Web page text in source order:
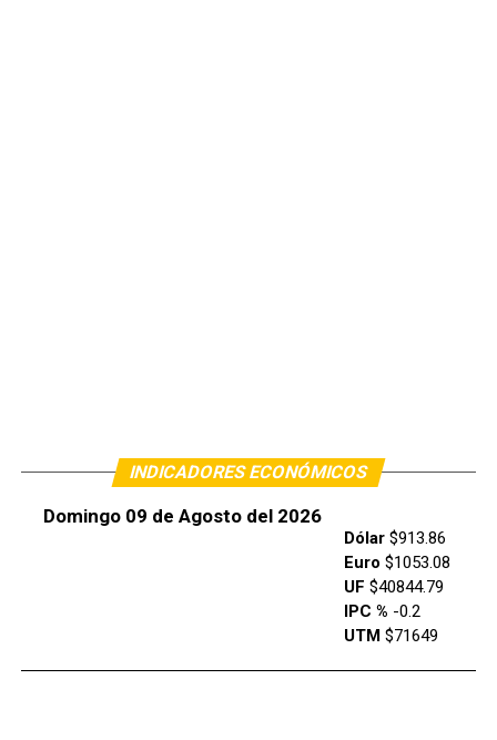
INDICADORES ECONÓMICOS
Domingo 09 de Agosto del 2026
Dólar$913.86
Euro $1053.08
UF $40844.79
IPC % -0.2
UTM $71649